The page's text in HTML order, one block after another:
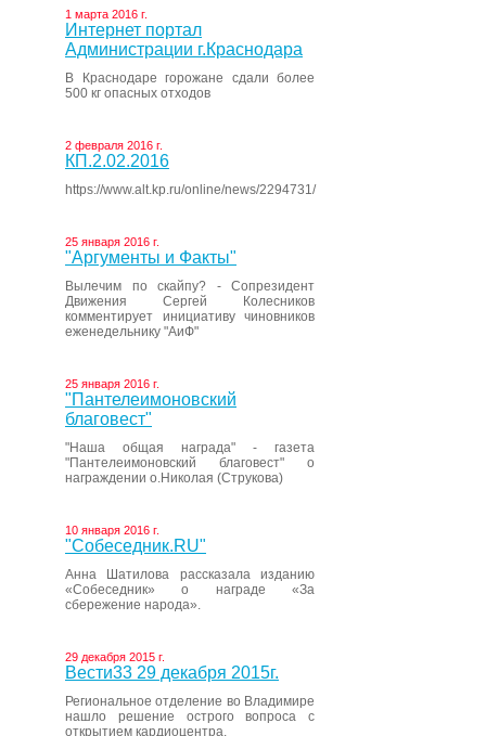
1 марта 2016 г.
Интернет портал
Администрации г.Краснодара
В Краснодаре горожане сдали более
500 кг опасных отходов
2 февраля 2016 г.
КП.2.02.2016
https://www.alt.kp.ru/online/news/2294731/
25 января 2016 г.
"Аргументы и Факты"
Вылечим по скайпу? - Сопрезидент
Движения Сергей Колесников
комментирует инициативу чиновников
еженедельнику "АиФ"
25 января 2016 г.
"Пантелеимоновский
благовест"
"Наша общая награда" - газета
"Пантелеимоновский благовест" о
награждении о.Николая (Струкова)
10 января 2016 г.
"Собеседник.RU"
Анна Шатилова рассказала изданию
«Собеседник» о награде «За
сбережение народа».
29 декабря 2015 г.
Вести33 29 декабря 2015г.
Региональное отделение во Владимире
нашло решение острого вопроса с
открытием кардиоцентра.